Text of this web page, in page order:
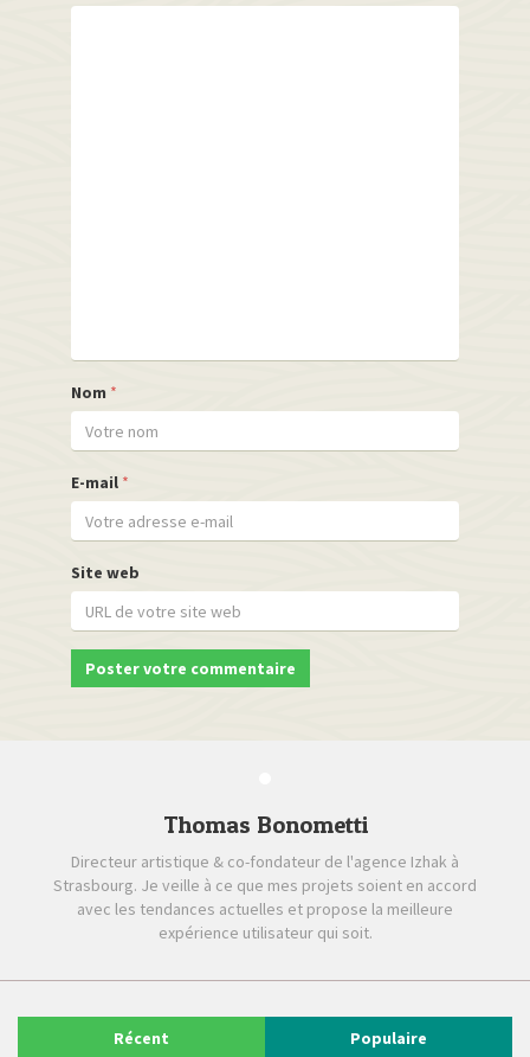
Nom *
E-mail *
Site web
Thomas Bonometti
Directeur artistique & co-fondateur de l'agence Izhak à
Strasbourg. Je veille à ce que mes projets soient en accord
avec les tendances actuelles et propose la meilleure
expérience utilisateur qui soit.
Récent Populaire